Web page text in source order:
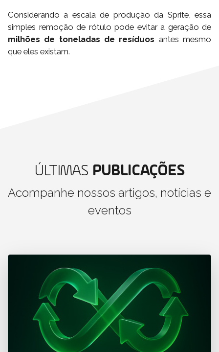
Considerando a escala de produção da Sprite, essa
simples remoção de rótulo pode evitar a geração de
milhões de toneladas de resíduos antes mesmo
que eles existam.
ÚLTIMAS PUBLICAÇÕES
Acompanhe nossos artigos, notícias e
eventos